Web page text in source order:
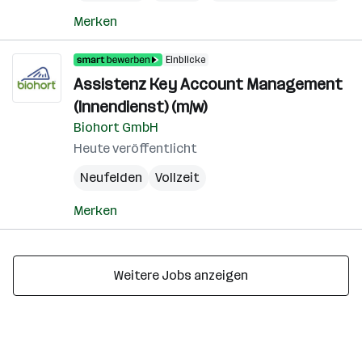
Merken
Einblicke
Assistenz Key Account Management
(Innendienst) (m/w)
Biohort GmbH
Heute veröffentlicht
Neufelden
Vollzeit
Merken
Weitere Jobs anzeigen